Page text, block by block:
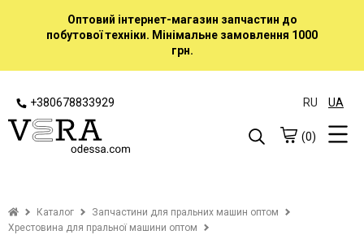
Оптовий інтернет-магазин запчастин до
побутової техніки. Мінімальне замовлення 1000
грн.
+380678833929 RU UA
(0)
Каталог
Запчастини для пральних машин оптом
Хрестовина для пральної машини оптом